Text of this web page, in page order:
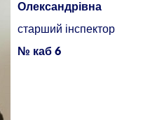
Олександрівна
старший інспектор
№ каб 6